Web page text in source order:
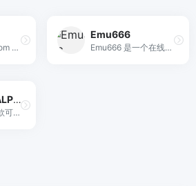
全球知名的 Y8.com 免费在线游戏平台的中文网站，提供数以万计的网页游戏、小游戏和Flash游戏，无需下载，即点即玩。
Emu666
Emu666 是一个在线经典游戏模拟器平台，无需下载安装，即可在网页上重温游戏黄金年代的经典作品。
OpenFront (ALPHA)
OpenFront 是一款可直接在浏览器里玩的免费即时战略游戏，建造城市、发展贸易、指挥舰队与导弹，与全球玩家实时对战。